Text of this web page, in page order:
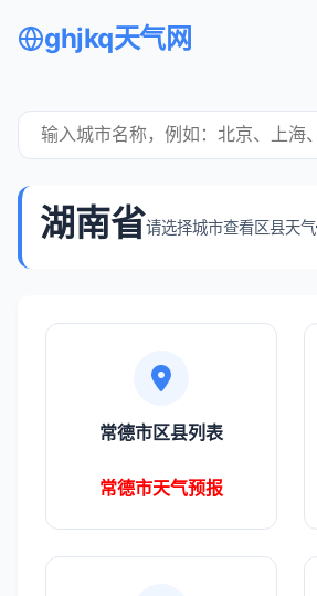
ghjkq天气网
湖南省请选择城市查看区县天气
常德市区县列表
常德市天气预报